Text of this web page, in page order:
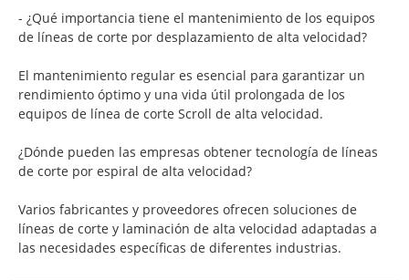
- ¿Qué importancia tiene el mantenimiento de los equipos
de líneas de corte por desplazamiento de alta velocidad?
El mantenimiento regular es esencial para garantizar un
rendimiento óptimo y una vida útil prolongada de los
equipos de línea de corte Scroll de alta velocidad.
¿Dónde pueden las empresas obtener tecnología de líneas
de corte por espiral de alta velocidad?
Varios fabricantes y proveedores ofrecen soluciones de
líneas de corte y laminación de alta velocidad adaptadas a
las necesidades específicas de diferentes industrias.